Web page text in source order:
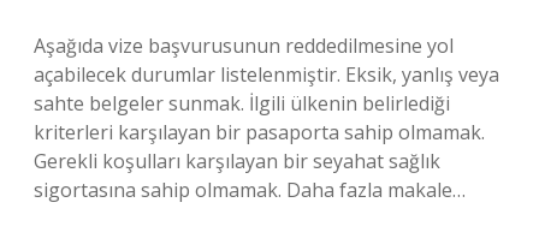
Aşağıda vize başvurusunun reddedilmesine yol
açabilecek durumlar listelenmiştir. Eksik, yanlış veya
sahte belgeler sunmak. İlgili ülkenin belirlediği
kriterleri karşılayan bir pasaporta sahip olmamak.
Gerekli koşulları karşılayan bir seyahat sağlık
sigortasına sahip olmamak. Daha fazla makale…